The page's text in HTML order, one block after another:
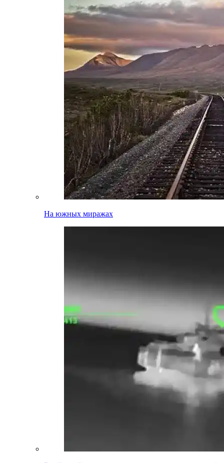
На южных миражах